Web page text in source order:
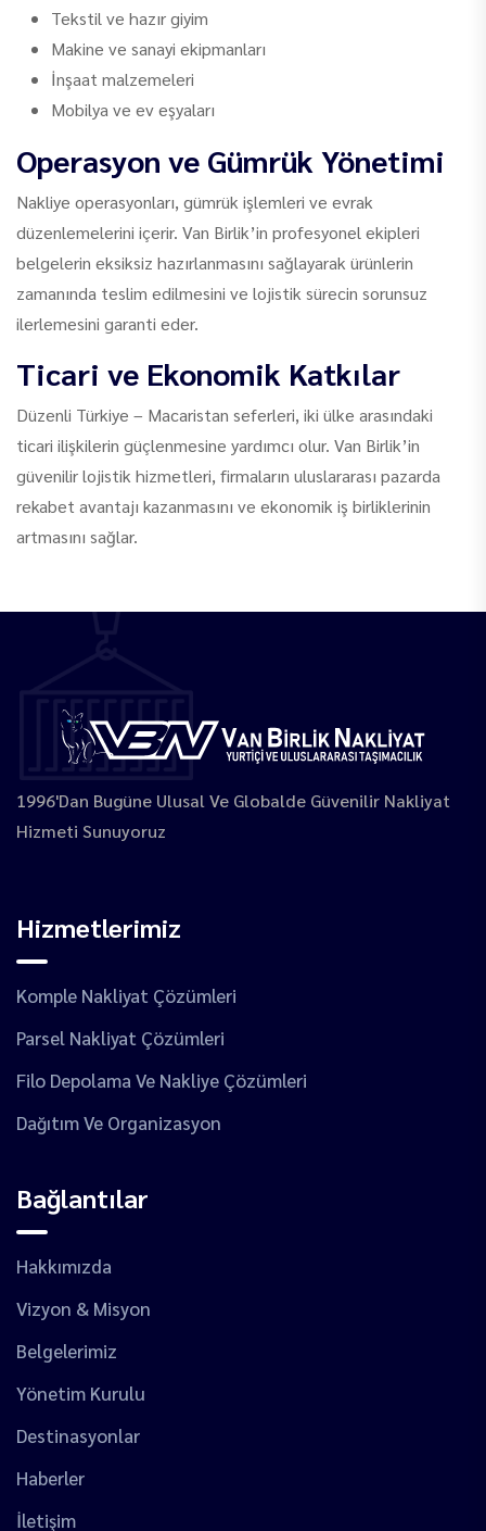
Tekstil ve hazır giyim
Makine ve sanayi ekipmanları
İnşaat malzemeleri
Mobilya ve ev eşyaları
Operasyon ve Gümrük Yönetimi
Nakliye operasyonları, gümrük işlemleri ve evrak
düzenlemelerini içerir. Van Birlik’in profesyonel ekipleri
belgelerin eksiksiz hazırlanmasını sağlayarak ürünlerin
zamanında teslim edilmesini ve lojistik sürecin sorunsuz
ilerlemesini garanti eder.
Ticari ve Ekonomik Katkılar
Düzenli Türkiye – Macaristan seferleri, iki ülke arasındaki
ticari ilişkilerin güçlenmesine yardımcı olur. Van Birlik’in
güvenilir lojistik hizmetleri, firmaların uluslararası pazarda
rekabet avantajı kazanmasını ve ekonomik iş birliklerinin
artmasını sağlar.
1996'dan Bugüne Ulusal Ve Globalde Güvenilir Nakliyat
Hizmeti Sunuyoruz
Hizmetlerimiz
Komple Nakliyat Çözümleri
Parsel Nakliyat Çözümleri
Filo Depolama Ve Nakliye Çözümleri
Dağıtım Ve Organizasyon
Bağlantılar
Hakkımızda
Vizyon & Misyon
Belgelerimiz
Yönetim Kurulu
Destinasyonlar
Haberler
İletişim